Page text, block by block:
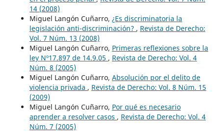
14 (2008)
Miguel Langón Cuñarro, ¿Es discriminatoria la
legislación anti-discriminación? , Revista de Derecho:
Vol. 7 Núm. 13 (2008)
Miguel Langón Cuñarro, Primeras reflexiones sobre la
ley Nº17.897 de 14.9.05 , Revista de Derecho: Vol. 4
Núm. 8 (2005)
Miguel Langón Cuñarro, Absolución por el delito de
violencia privada , Revista de Derecho: Vol. 8 Núm. 15
(2009)
Miguel Langón Cuñarro, Por qué es necesario
aprender a resolver casos , Revista de Derecho: Vol. 4
Núm. 7 (2005)